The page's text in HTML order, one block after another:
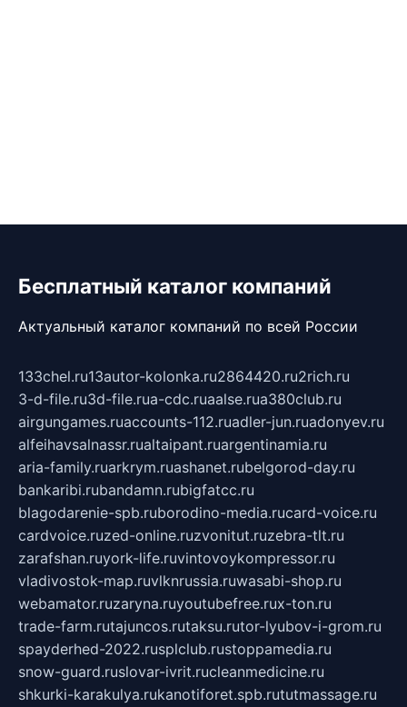
Бесплатный каталог компаний
Актуальный каталог компаний по всей России
133chel.ru13autor-kolonka.ru2864420.ru2rich.ru
3-d-file.ru3d-file.rua-cdc.ruaalse.rua380club.ru
airgungames.ruaccounts-112.ruadler-jun.ruadonyev.ru
alfeihavsalnassr.rualtaipant.ruargentinamia.ru
aria-family.ruarkrym.ruashanet.rubelgorod-day.ru
bankaribi.rubandamn.rubigfatcc.ru
blagodarenie-spb.ruborodino-media.rucard-voice.ru
cardvoice.ruzed-online.ruzvonitut.ruzebra-tlt.ru
zarafshan.ruyork-life.ruvintovoykompressor.ru
vladivostok-map.ruvlknrussia.ruwasabi-shop.ru
webamator.ruzaryna.ruyoutubefree.rux-ton.ru
trade-farm.rutajuncos.rutaksu.rutor-lyubov-i-grom.ru
spayderhed-2022.rusplclub.rustoppamedia.ru
snow-guard.ruslovar-ivrit.rucleanmedicine.ru
shkurki-karakulya.rukanotiforet.spb.rututmassage.ru